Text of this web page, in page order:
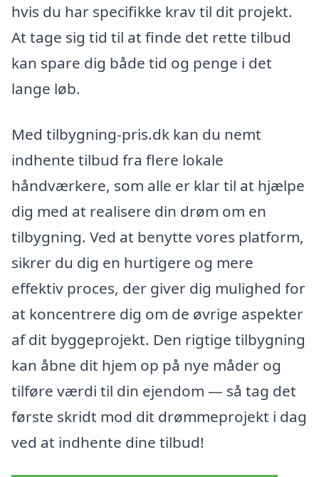
hvis du har specifikke krav til dit projekt.
At tage sig tid til at finde det rette tilbud
kan spare dig både tid og penge i det
lange løb.
Med tilbygning-pris.dk kan du nemt
indhente tilbud fra flere lokale
håndværkere, som alle er klar til at hjælpe
dig med at realisere din drøm om en
tilbygning. Ved at benytte vores platform,
sikrer du dig en hurtigere og mere
effektiv proces, der giver dig mulighed for
at koncentrere dig om de øvrige aspekter
af dit byggeprojekt. Den rigtige tilbygning
kan åbne dit hjem op på nye måder og
tilføre værdi til din ejendom — så tag det
første skridt mod dit drømmeprojekt i dag
ved at indhente dine tilbud!